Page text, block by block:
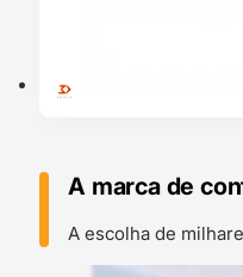
A marca de
A escolha de